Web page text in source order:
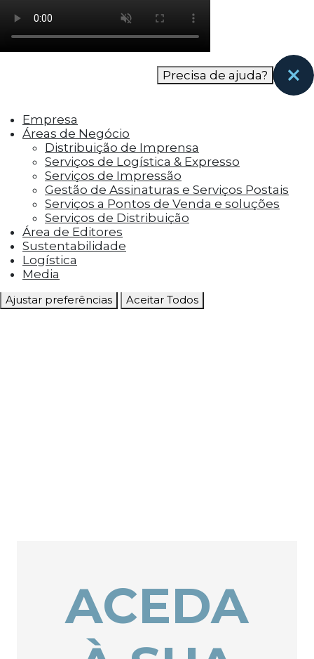
como os visitantes interagem com o site. Esses
cookies ajudam a fornecer informações sobre
as métricas do número de visitantes, taxa de
rejeição, origem do tráfego, etc.
funcionalidades, como compartilhar o
conteúdo do site em plataformas de social
media, coletar feedbacks e outros recursos de
terceiros.
Cookies Marketing
Os cookies de marketing são usados para
entregar aos visitantes anúncios
personalizados com base nas páginas que eles
visitaram antes e analisar a eficácia da
campanha publicitária.
Ajustar preferências Aceitar Todos
Precisa de ajuda?
Empresa
Áreas de Negócio
Distribuição de Imprensa
Serviços de Logística & Expresso
Serviços de Impressão
Gestão de Assinaturas e Serviços Postais
Serviços a Pontos de Venda e soluções
Serviços de Distribuição
Área de Editores
Sustentabilidade
Logística
Media
ACEDA